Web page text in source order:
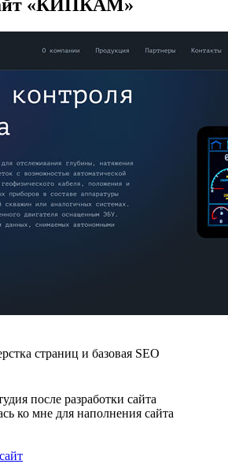
«КИПКАМ»
страниц и базовая SEO
после разработки сайта
ко мне для наполнения сайта